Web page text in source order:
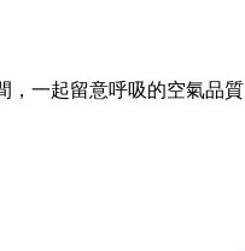
，一起留意呼吸的空氣品質